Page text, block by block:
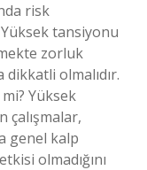
risk
tansiyonu
zorluk
olmalıdır.
Yüksek
çalışmalar,
genel kalp
olmadığını